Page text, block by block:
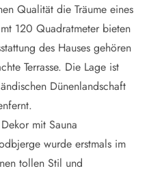
Qualität die Träume eines
120 Quadratmeter bieten
des Hauses gehören
Terrasse. Die Lage ist
Dünenlandschaft
mit Sauna
wurde erstmals im
tollen Stil und